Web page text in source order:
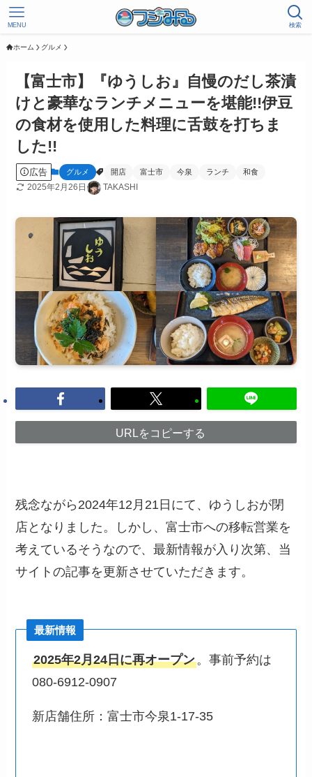
検索
MENU
ホーム グルメ
【富士市】『ゆうしお』自慢のだし茶漬
けと豪華なランチメニューを堪能!!伊豆
の食材を使用した料理に舌鼓を打ちま
した!!
広告 グルメ 開店 富士市 今泉 ランチ 和食
2025年2月26日 TAKASHI
URLをコピーする
残念ながら2024年12月21日にて、ゆうしおが閉
店となりました。しかし、富士市への移転営業を
考えているそうなので、最新情報が入り次第、当
サイトの記事を更新させていただきます。
最新情報
2025年2月24日に再オープン。事前予約は
080-6912-0907
新店舗住所：富士市今泉1-17-35